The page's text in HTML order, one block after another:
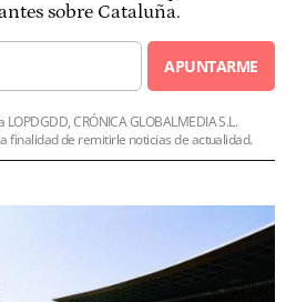
sobre Cataluña.
APUNTARME
CRÓNICA GLOBALMEDIA S.L.
finalidad de remitirle noticias de actualidad.